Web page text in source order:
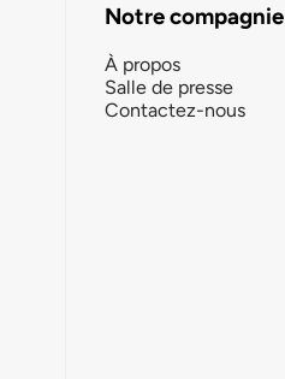
Notre compagnie
À propos
Salle de presse
Contactez-nous